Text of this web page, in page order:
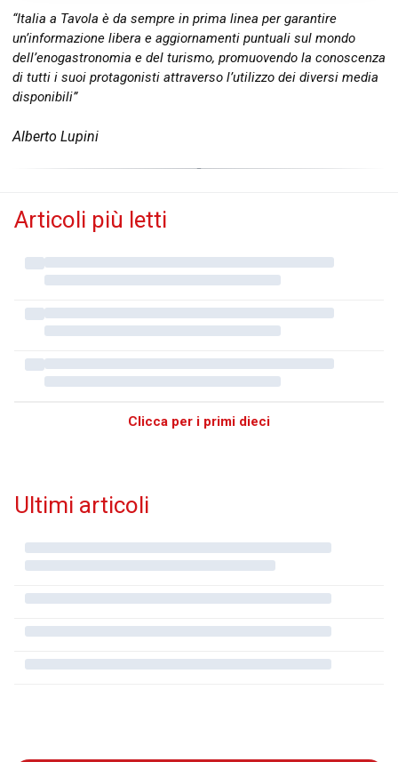
“Italia a Tavola è da sempre in prima linea per garantire
un’informazione libera e aggiornamenti puntuali sul mondo
dell’enogastronomia e del turismo, promuovendo la conoscenza
di tutti i suoi protagonisti attraverso l’utilizzo dei diversi media
disponibili”
Alberto Lupini
Articoli più letti
Clicca per i primi dieci
Ultimi articoli